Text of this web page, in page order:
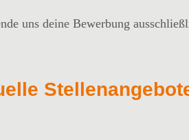
uns deine Bewerbung